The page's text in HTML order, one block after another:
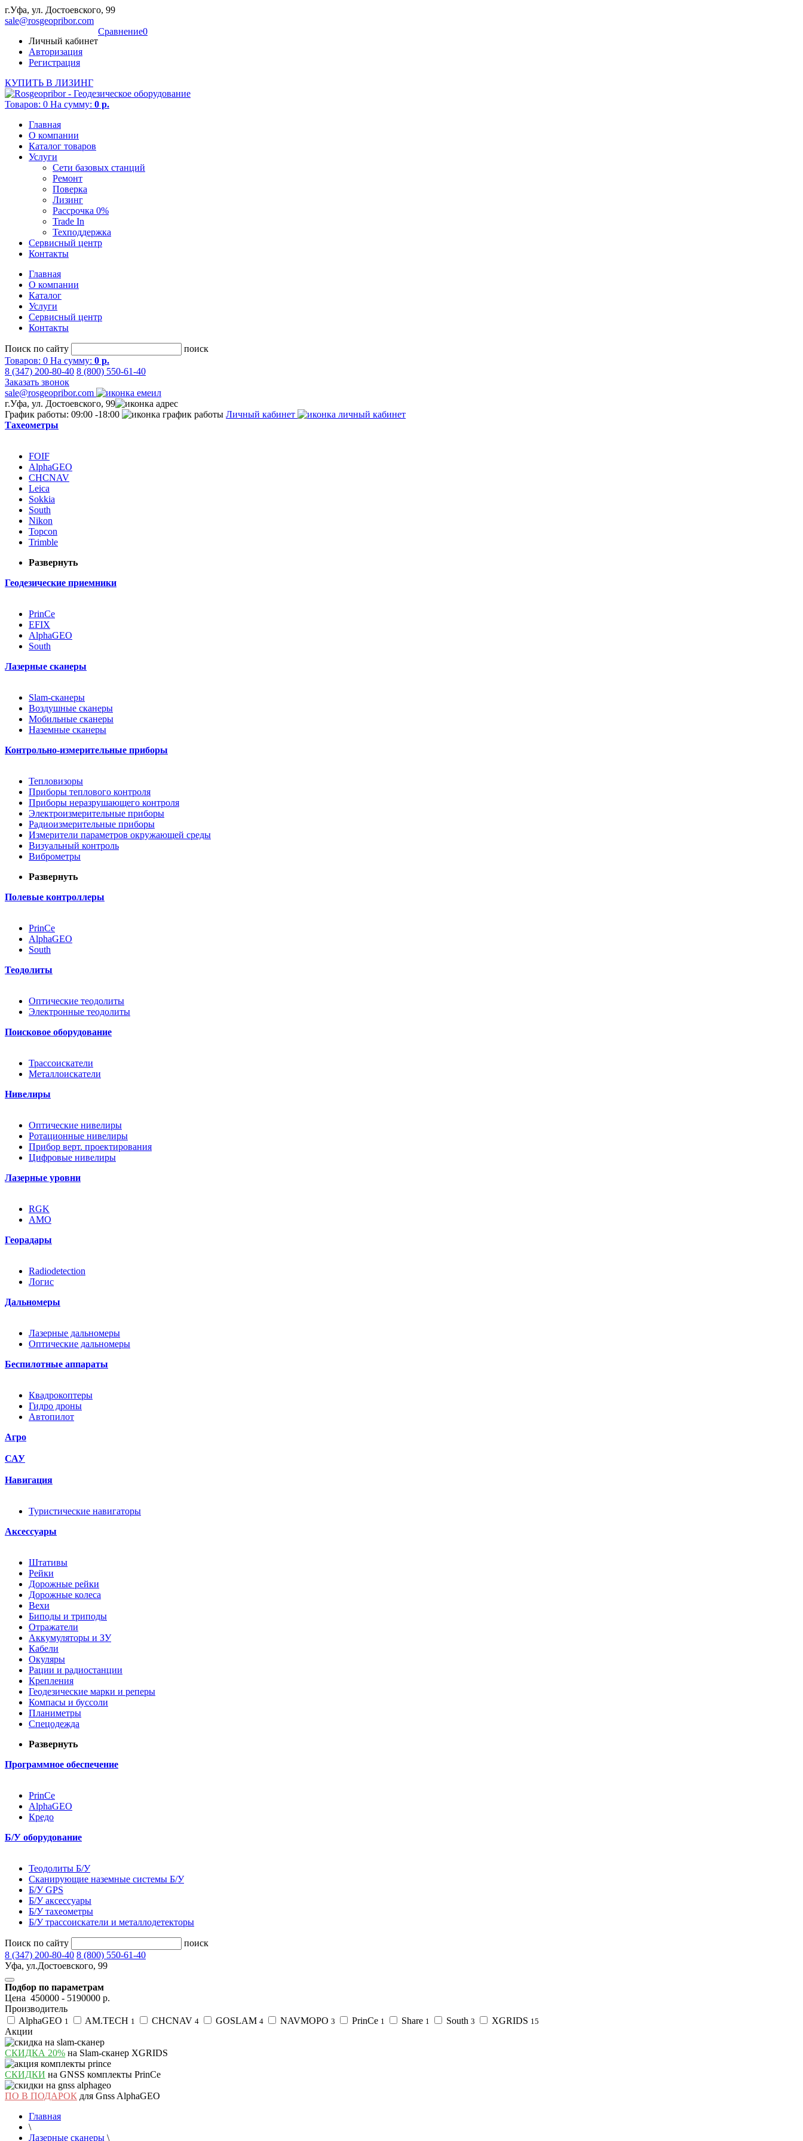
г.Уфа, ул. Достоевского, 99
sale@rosgeopribor.com
Личный кабинет
Авторизация
Регистрация
Cравнение0
КУПИТЬ В ЛИЗИНГ
Товаров: 0 На сумму: 0 р.
Главная
О компании
Каталог товаров
Услуги
Сети базовых станций
Ремонт
Поверка
Лизинг
Рассрочка 0%
Trade In
Техподдержка
Сервисный центр
Контакты
Главная
О компании
Каталог
Услуги
Сервисный центр
Контакты
Поиск по сайту
поиск
Товаров: 0 На сумму: 0 р.
8 (347) 200-80-40 8 (800) 550-61-40
Заказать звонок
sale@rosgeopribor.com
г.Уфа, ул. Достоевского, 99
График работы: 09:00 -18:00
Личный кабинет
Тахеометры
FOIF
AlphaGEO
CHCNAV
Leica
Sokkia
South
Nikon
Topcon
Trimble
Развернуть
Геодезические приемники
PrinCe
EFIX
AlphaGEO
South
Лазерные сканеры
Slam-сканеры
Воздушные сканеры
Мобильные сканеры
Наземные сканеры
Контрольно-измерительные приборы
Тепловизоры
Приборы теплового контроля
Приборы неразрушающего контроля
Электроизмерительные приборы
Радиоизмерительные приборы
Измерители параметров окружающей среды
Визуальный контроль
Виброметры
Развернуть
Полевые контроллеры
PrinCe
AlphaGEO
South
Теодолиты
Оптические теодолиты
Электронные теодолиты
Поисковое оборудование
Трассоискатели
Металлоискатели
Нивелиры
Оптические нивелиры
Ротационные нивелиры
Прибор верт. проектирования
Цифровые нивелиры
Лазерные уровни
RGK
AMO
Георадары
Radiodetection
Логис
Дальномеры
Лазерные дальномеры
Оптические дальномеры
Беспилотные аппараты
Квадрокоптеры
Гидро дроны
Автопилот
Агро
САУ
Навигация
Туристические навигаторы
Аксессуары
Штативы
Рейки
Дорожные рейки
Дорожные колеса
Вехи
Биподы и триподы
Отражатели
Аккумуляторы и ЗУ
Кабели
Окуляры
Рации и радиостанции
Крепления
Геодезические марки и реперы
Компасы и буссоли
Планиметры
Спецодежда
Развернуть
Программное обеспечение
PrinCe
AlphaGEO
Кредо
Б/У оборудование
Теодолиты Б/У
Сканирующие наземные системы Б/У
Б/У GPS
Б/У аксессуары
Б/У тахеометры
Б/У трассоискатели и металлодетекторы
Поиск по сайту
поиск
8 (347) 200-80-40 8 (800) 550-61-40
Уфа, ул.Достоевского, 99
Подбор по параметрам
Цена 450000 - 5190000 р.
Производитель
AlphaGEO 1 AM.TECH 1 CHCNAV 4 GOSLAM 4 NAVMOPO 3 PrinCe 1 Share 1 South 3 XGRIDS 15
Акции
СКИДКА 20% на Slam-сканер XGRIDS
СКИДКИ на GNSS комплекты PrinCe
ПО В ПОДАРОК для Gnss AlphaGEO
Главная
\
Лазерные сканеры \